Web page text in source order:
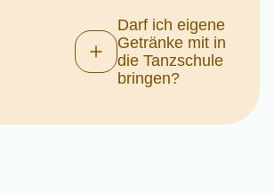
Darf ich eigene
Getränke mit in
die Tanzschule
bringen?